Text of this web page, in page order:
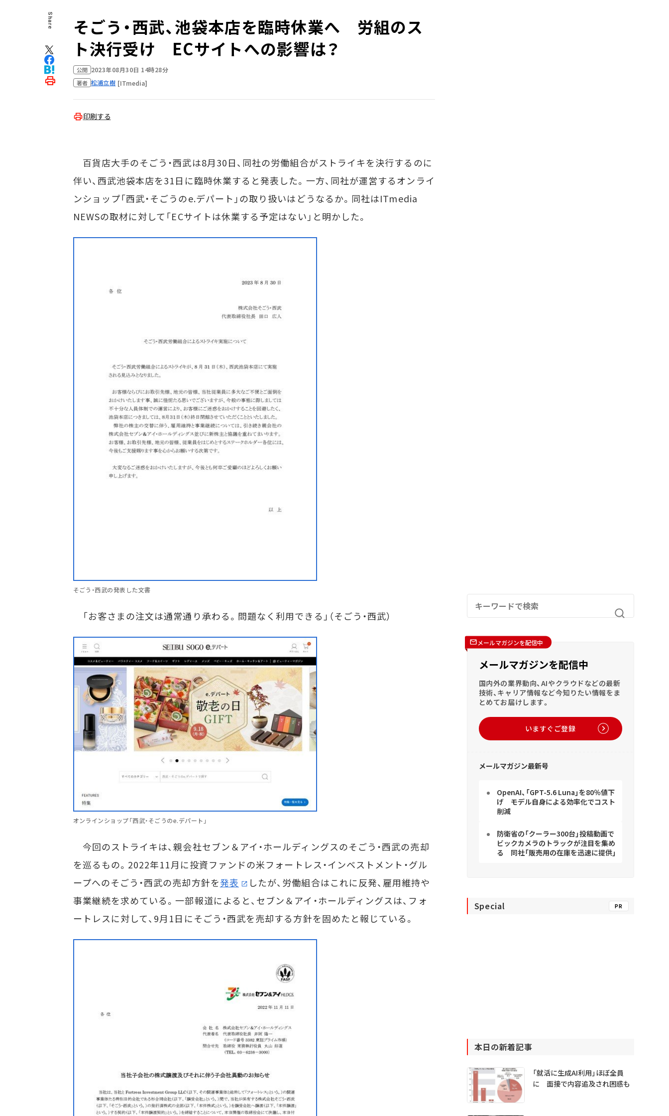
Share
そごう・西武、池袋本店を臨時休業へ 労組のス
ト決行受け ECサイトへの影響は？
公開 2023年08月30日 14時28分
著者 松浦立樹 [ITmedia]
印刷する
百貨店大手のそごう・西武は8月30日、同社の労働組合がストライキを決行するのに
伴い、西武池袋本店を31日に臨時休業すると発表した。一方、同社が運営するオンライ
ンショップ「西武・そごうのe.デパート」の取り扱いはどうなるか。同社はITmedia
NEWSの取材に対して「ECサイトは休業する予定はない」と明かした。
そごう・西武の発表した文書
「お客さまの注文は通常通り承わる。問題なく利用できる」（そごう・西武）
オンラインショップ「西武・そごうのe.デパート」
今回のストライキは、親会社セブン＆アイ・ホールディングスのそごう・西武の売却
を巡るもの。2022年11月に投資ファンドの米フォートレス・インベストメント・グル
ープへのそごう・西武の売却方針を発表
したが、労働組合はこれに反発、雇用維持や
事業継続を求めている。一部報道によると、セブン＆アイ・ホールディングスは、フォ
ートレスに対して、9月1日にそごう・西武を売却する方針を固めたと報じている。
メールマガジンを配信中
メールマガジンを配信中
国内外の業界動向、AIやクラウドなどの最新
技術、キャリア情報など今知りたい情報をま
とめてお届けします。
いますぐご登録
メールマガジン最新号
OpenAI、「GPT-5.6 Luna」を80％値下
げ モデル自身による効率化でコスト
削減
防衛省の「クーラー300台」投稿動画で
ビックカメラのトラックが注目を集め
る 同社「販売用の在庫を迅速に提供」
Special PR
本日の新着記事
「就活に生成AI利用」ほぼ全員
に 面接で内容追及され困惑も